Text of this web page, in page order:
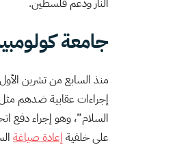
النار ودعم فلسطين.
جامعة
منذ السابع من تشرين
إجراءات عقابية ضدهم
السلام”، وهو إجراء دفع
على خلفية إعادة صياغة